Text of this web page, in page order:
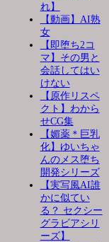
れ】
【動画】AI熟
女
【即堕ち2コ
マ】その男と
会話してはい
けない
【原作リスペ
クト】わから
せCG集
【媚薬＊巨乳
化】ゆいちゃ
んのメス堕ち
開発シリーズ
【実写風AI誰
かに似てい
る？ セクシー
グラビアシリ
ーズ】